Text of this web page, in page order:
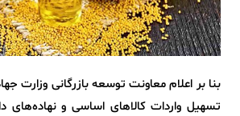
بنا بر اعلام معاونت توسعه بازرگانی وزارت
تسهیل واردات کالاهای اساسی و نهاده‌های